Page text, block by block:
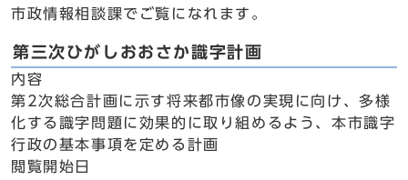
市政情報相談課でご覧になれます。
第三次ひがしおおさか識字計画
内容
第2次総合計画に示す将来都市像の実現に向け、多様
化する識字問題に効果的に取り組めるよう、本市識字
行政の基本事項を定める計画
閲覧開始日